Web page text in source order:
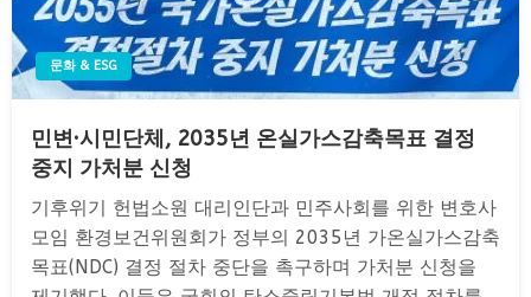
문화 & ESG
민변·시민단체, 2035년 온실가스감축목표 결정
중지 가처분 신청
기후위기 헌법소원 대리인단과 민주사회를 위한 변호사
모임 환경보건위원회가 정부의 2035년 가온실가스감축
목표(NDC) 결정 절차 중단을 촉구하며 가처분 신청을